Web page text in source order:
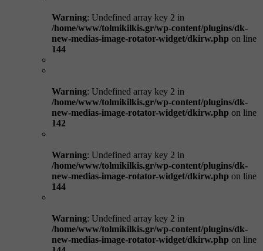
Warning: Undefined array key 2 in
/home/www/tolmikilkis.gr/wp-content/plugins/dk-
new-medias-image-rotator-widget/dkirw.php on line
144
Warning: Undefined array key 2 in
/home/www/tolmikilkis.gr/wp-content/plugins/dk-
new-medias-image-rotator-widget/dkirw.php on line
142
Warning: Undefined array key 2 in
/home/www/tolmikilkis.gr/wp-content/plugins/dk-
new-medias-image-rotator-widget/dkirw.php on line
144
Warning: Undefined array key 2 in
/home/www/tolmikilkis.gr/wp-content/plugins/dk-
new-medias-image-rotator-widget/dkirw.php on line